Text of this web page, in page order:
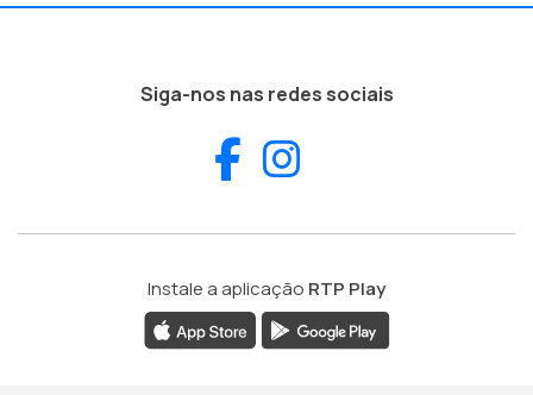
Siga-nos nas redes sociais
Facebook
Instale a aplicação RTP Play